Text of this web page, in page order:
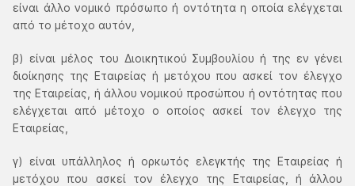
είναι άλλο νομικό πρόσωπο ή οντότητα η οποία ελέγχεται
από το μέτοχο αυτόν,
β) είναι μέλος του Διοικητικού Συμβουλίου ή της εν γένει
διοίκησης της Εταιρείας ή μετόχου που ασκεί τον έλεγχο
της Εταιρείας, ή άλλου νομικού προσώπου ή οντότητας που
ελέγχεται από μέτοχο ο οποίος ασκεί τον έλεγχο της
Εταιρείας,
γ) είναι υπάλληλος ή ορκωτός ελεγκτής της Εταιρείας ή
μετόχου που ασκεί τον έλεγχο της Εταιρείας, ή άλλου